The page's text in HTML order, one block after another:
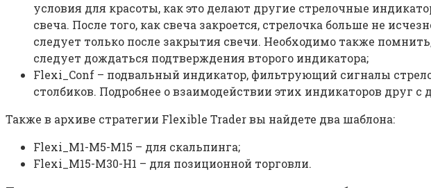
условия для красоты, как это делают другие стрелочные
свеча. После того, как свеча закроется, стрелочка больше не
следует только после закрытия свечи. Необходимо также
следует дождаться подтверждения второго индикатора;
Flexi_Conf – подвальный индикатор, фильтрующий сигналы
столбиков. Подробнее о взаимодействии этих индикаторов друг
Также в архиве стратегии Flexible Trader вы найдете два шаблона:
Flexi_M1-M5-M15 – для скальпинга;
Flexi_M15-M30-H1 – для позиционной торговли.